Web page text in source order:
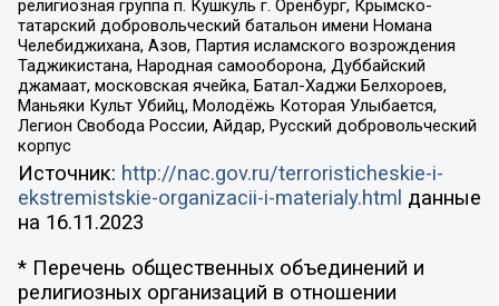
религиозная группа п. Кушкуль г. Оренбург, Крымско-
татарский добровольческий батальон имени Номана
Челебиджихана, Азов, Партия исламского возрождения
Таджикистана, Народная самооборона, Дуббайский
джамаат, московская ячейка, Батал-Хаджи Белхороев,
Маньяки Культ Убийц, Молодёжь Которая Улыбается,
Легион Свобода России, Айдар, Русский добровольческий
корпус
Источник: http://nac.gov.ru/terroristicheskie-i-
ekstremistskie-organizacii-i-materialy.html данные
на 16.11.2023
* Перечень общественных объединений и
религиозных организаций в отношении